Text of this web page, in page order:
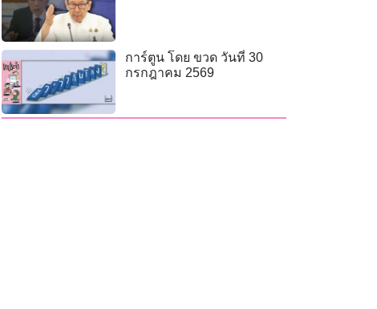
การ์ตูน โดย ขวด วันที่ 30
กรกฎาคม 2569